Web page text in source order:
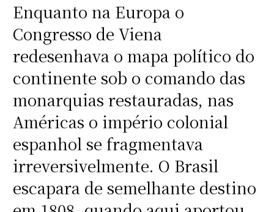
Enquanto na Europa o
Congresso de Viena
redesenhava o mapa político do
continente sob o comando das
monarquias restauradas, nas
Américas o império colonial
espanhol se fragmentava
irreversivelmente. O Brasil
escapara de semelhante destino